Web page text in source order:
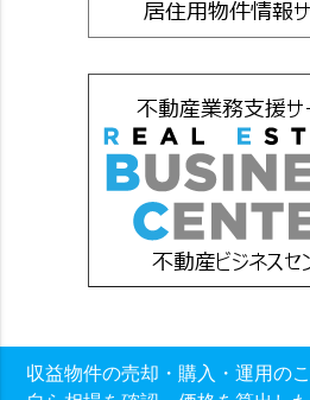
収益物件の売却・購入・運用の